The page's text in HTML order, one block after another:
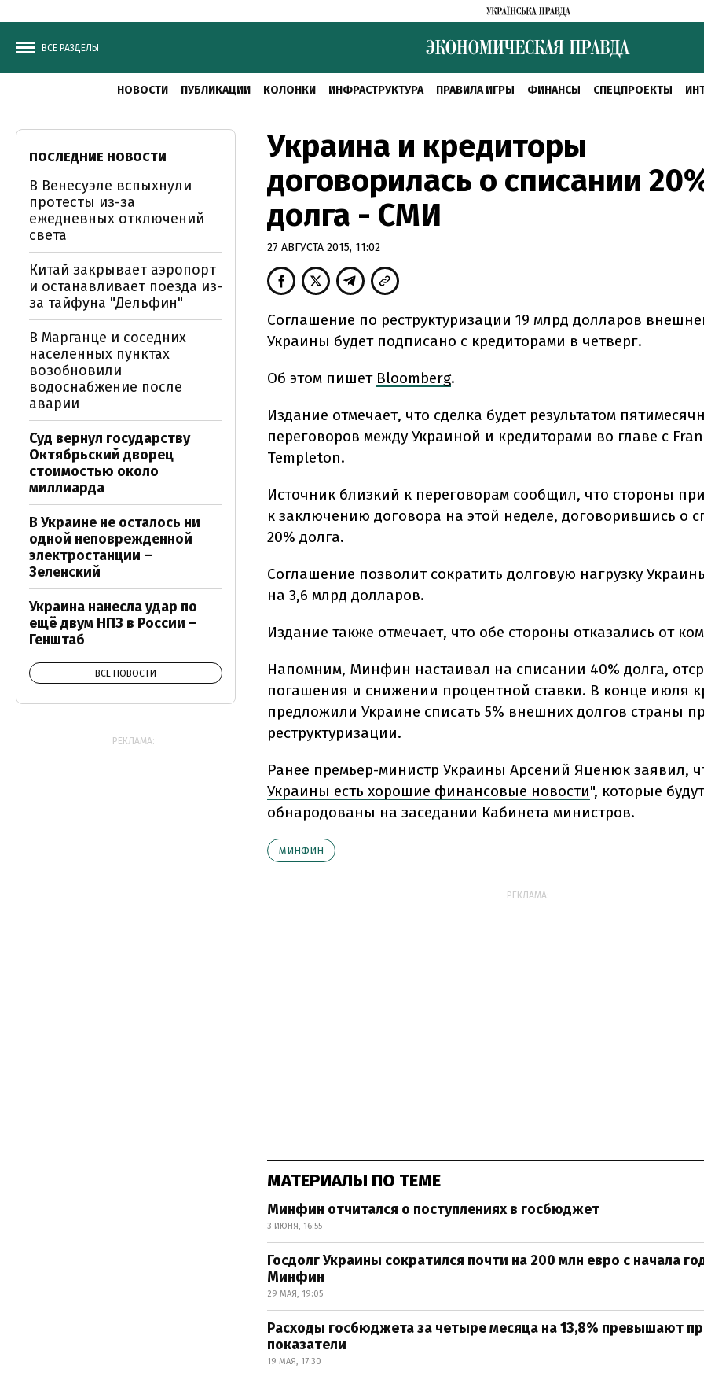
ВСЕ РАЗДЕЛЫ
НОВОСТИ ПУБЛИКАЦИИ КОЛОНКИ ИНФРАСТРУКТУРА ПРАВИЛА ИГРЫ ФИНАНСЫ СПЕЦПРОЕКТЫ
Украина и кредиторы
договорилась о списании
долга - СМИ
27 АВГУСТА 2015, 11:02
Соглашение по реструктуризации 19 млрд долларов
Украины будет подписано с кредиторами в четверг.
Об этом пишет Bloomberg.
Издание отмечает, что сделка будет результатом
переговоров между Украиной и кредиторами во главе с
Templeton.
Источник близкий к переговорам сообщил, что стороны
к заключению договора на этой неделе, договорившись о
20% долга.
Соглашение позволит сократить долговую нагрузку
на 3,6 млрд долларов.
Издание также отмечает, что обе стороны отказались от
Напомним, Минфин настаивал на списании 40% долга,
погашения и снижении процентной ставки. В конце июля
предложили Украине списать 5% внешних долгов страны
реструктуризации.
Ранее премьер-министр Украины Арсений Яценюк заявил,
Украины есть хорошие финансовые новости", которые будут
обнародованы на заседании Кабинета министров.
МИНФИН
РЕКЛАМА:
МАТЕРИАЛЫ ПО ТЕМЕ
Минфин отчитался о поступлениях в госбюджет
3 ИЮНЯ, 16:55
Госдолг Украины сократился почти на 200 млн евро с начала
Минфин
29 МАЯ, 19:05
Расходы госбюджета за четыре месяца на 13,8% превышают
показатели
19 МАЯ, 17:30
ПОСЛЕДНИЕ НОВОСТИ
В Венесуэле вспыхнули
протесты из-за
ежедневных отключений
света
Китай закрывает аэропорт
и останавливает поезда из-
за тайфуна "Дельфин"
В Марганце и соседних
населенных пунктах
возобновили
водоснабжение после
аварии
Суд вернул государству
Октябрьский дворец
стоимостью около
миллиарда
В Украине не осталось ни
одной неповрежденной
электростанции –
Зеленский
Украина нанесла удар по
ещё двум НПЗ в России –
Генштаб
ВСЕ НОВОСТИ
РЕКЛАМА: